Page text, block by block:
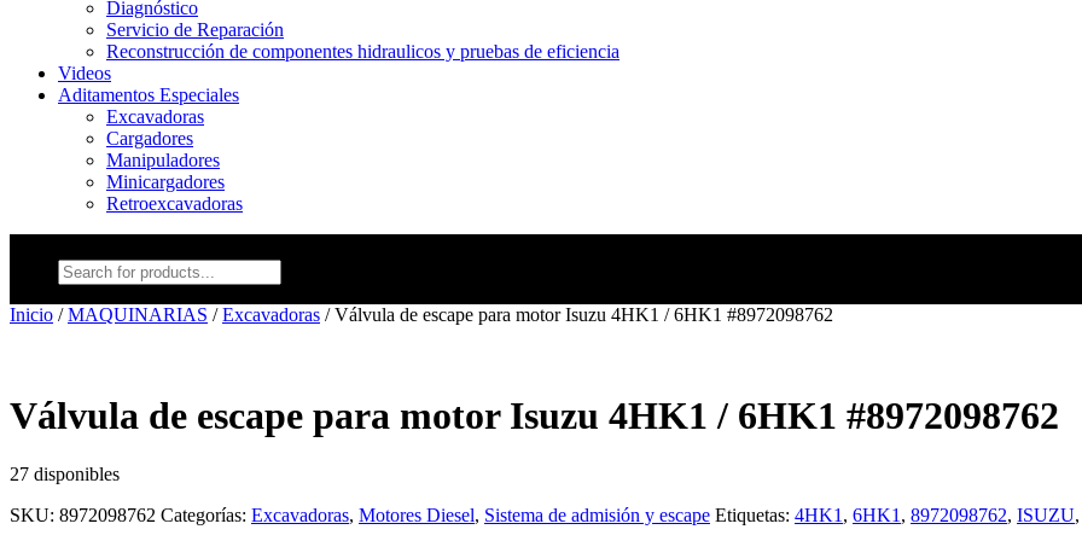
Diagnóstico
Servicio de Reparación
Reconstrucción de componentes hidraulicos y pruebas de eficiencia
Videos
Aditamentos Especiales
Excavadoras
Cargadores
Manipuladores
Minicargadores
Retroexcavadoras
Búsqueda
de
productos
Inicio /MAQUINARIAS /Excavadoras / Válvula de escape para motor Isuzu 4HK1 / 6HK1 #8972098762
Válvula de escape para motor Isuzu 4HK1 / 6HK1 #8972098762
27 disponibles
SKU: 8972098762 Categorías: Excavadoras, Motores Diesel, Sistema de admisión y escape Etiquetas: 4HK1 , 6HK1 , 8972098762, ISUZU,